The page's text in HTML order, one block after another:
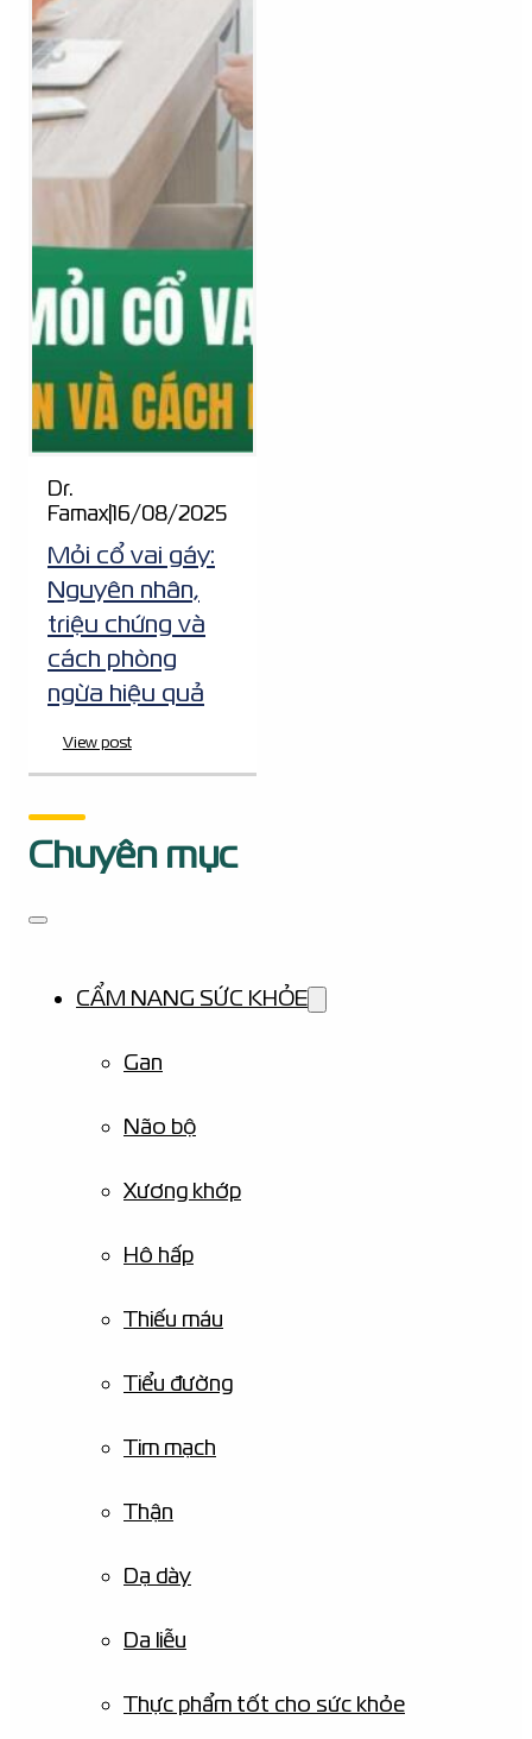
Dr.
Famax|16/08/2025
Mỏi cổ vai gáy:
Nguyên nhân,
triệu chứng và
cách phòng
ngừa hiệu quả
View post
Chuyên mục
CẨM NANG SỨC KHỎE
Gan
Não bộ
Xương khớp
Hô hấp
Thiếu máu
Tiểu đường
Tim mạch
Thận
Dạ dày
Da liễu
Thực phẩm tốt cho sức khỏe